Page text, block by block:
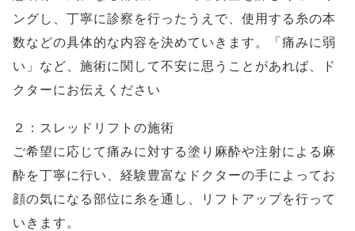
ングし、丁寧に診察を行ったうえで、使用する糸の本
数などの具体的な内容を決めていきます。「痛みに弱
い」など、施術に関して不安に思うことがあれば、ド
クターにお伝えください
２：スレッドリフトの施術
ご希望に応じて痛みに対する塗り麻酔や注射による麻
酔を丁寧に行い、経験豊富なドクターの手によってお
顔の気になる部位に糸を通し、リフトアップを行って
いきます。